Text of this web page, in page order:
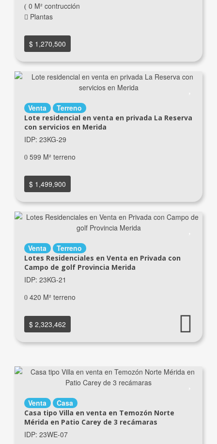
0 M² contrucción
Plantas
$ 1,270,500
Venta Terreno
Lote residencial en venta en privada La Reserva
con servicios en Merida
IDP: 23KG-29
599 M² terreno
$ 1,499,900
Venta Terreno
Lotes Residenciales en Venta en Privada con
Campo de golf Provincia Merida
IDP: 23KG-21
420 M² terreno
$ 2,323,462
Venta Casa
Casa tipo Villa en venta en Temozón Norte
Mérida en Patio Carey de 3 recámaras
IDP: 23WE-07